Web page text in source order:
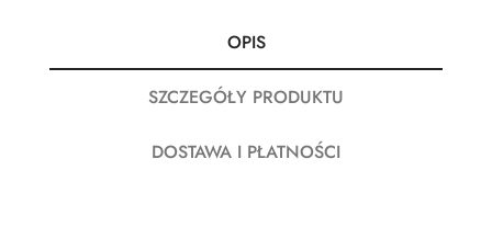
OPIS
SZCZEGÓŁY PRODUKTU
DOSTAWA I PŁATNOŚCI